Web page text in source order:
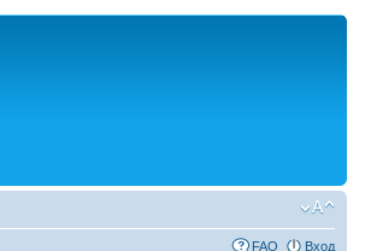
FAQ Вход